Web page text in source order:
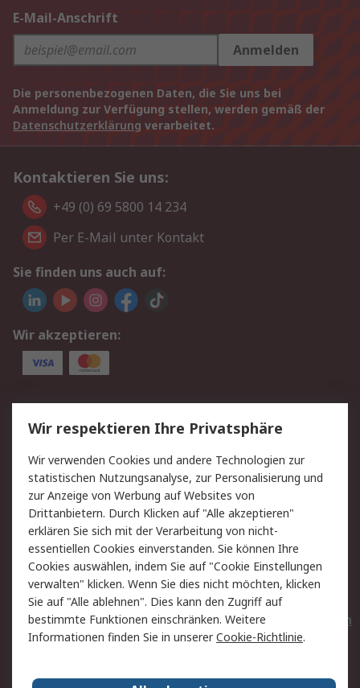
E-Mail-Anschrift
Anmelden
Die personenbezogenen Daten, die Sie uns bei
Anmeldung zur Verfügung stellen, werden gemäß der
Datenschutzerklärung verarbeitet.
Kontaktieren Sie uns:
+49 (0) 69 5800 14 234
Per E-Mail unter Kontakt
Sie finden uns auch auf:
Wir akzeptieren:
Service
Value Added Services
Lieferlösungen
Rücksendungen
Kontakt
Hilfe
Privatkunden
Rechtliches
AGB
Datenschutz
Cookie-Richtlinie
Zahlungsbedingungen
Copyright/Impressum
Entsorgung
Elektrogeräte/Batterien
Wir respektieren Ihre Privatsphäre
Wir verwenden Cookies und andere Technologien zur
statistischen Nutzungsanalyse, zur Personalisierung und
zur Anzeige von Werbung auf Websites von
Drittanbietern. Durch Klicken auf "Alle akzeptieren"
erklären Sie sich mit der Verarbeitung von nicht-
essentiellen Cookies einverstanden. Sie können Ihre
Cookies auswählen, indem Sie auf "Cookie Einstellungen
verwalten" klicken. Wenn Sie dies nicht möchten, klicken
Sie auf "Alle ablehnen". Dies kann den Zugriff auf
bestimmte Funktionen einschränken. Weitere
Informationen finden Sie in unsererCookie-Richtlinie.